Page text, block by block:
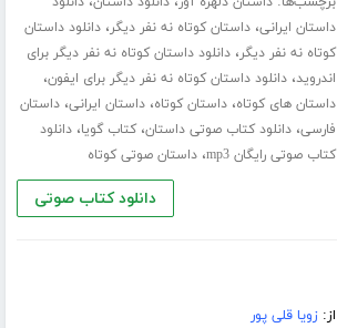
داستان ایرانی،داستان کوتاه نه نفر دیگر،دانلود داستان
کوتاه نه نفر دیگر،دانلود داستان کوتاه نه نفر دیگر برای
اندروید،دانلود داستان کوتاه نه نفر دیگر برای ایفون،
داستان های کوتاه،داستان کوتاه،داستان ایرانی،داستان
فارسی،دانلود کتاب صوتی داستان،کتاب گویا،دانلود
کتاب صوتی رایگان mp3
،داستان صوتی کوتاه
دانلود کتاب صوتی
از:زویا قلی پور